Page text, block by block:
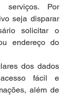
serviços. Por
seja disparar
solicitar o
endereço do
dos dados
fácil e
além de